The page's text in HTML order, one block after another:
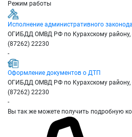
Режим работы
Исполнение административного
ОГИБДД ОМВД РФ по Курахскому району,
(87262) 22230
-
Оформление документов о ДТП
ОГИБДД ОМВД РФ по Курахскому району,
(87262) 22230
-
Вы так же можете получить подробную